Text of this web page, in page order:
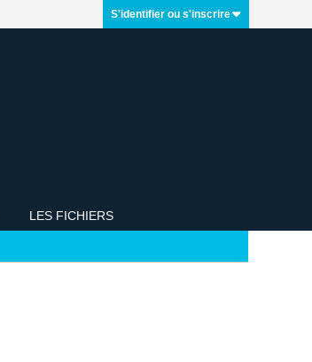
S'identifier ou s'inscrire
LES FICHIERS